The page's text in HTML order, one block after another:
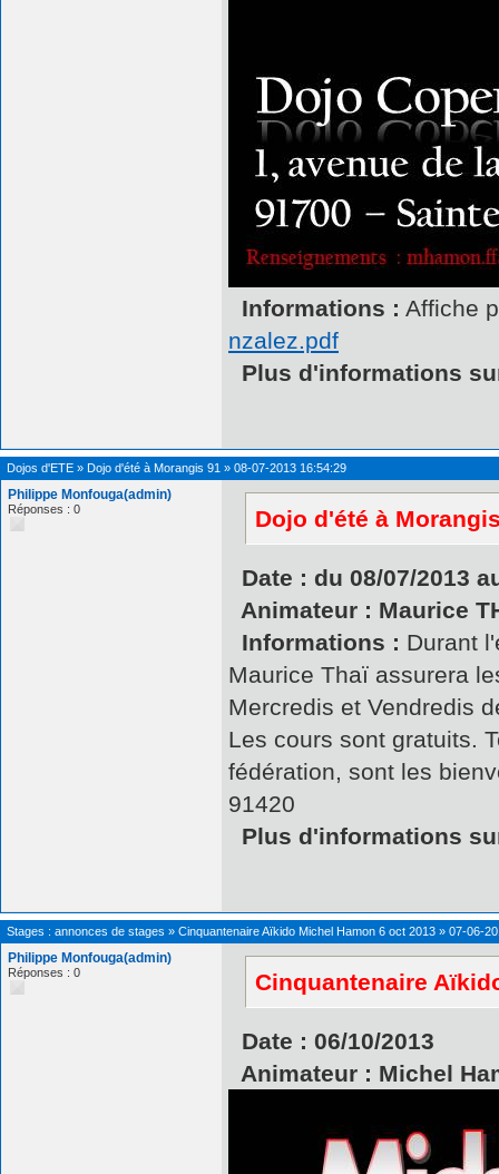
Informations : Affiche
nzalez.pdf
Plus d'informations
Dojos d'ETE » Dojo d'été à Morangis 91 » 08-07-2013 16:54:29
Philippe Monfouga(admin)
Réponses : 0 Dojo d'été à
Date : du 08/07/2013
Animateur : Maurice
Informations : Durant
Maurice Thaï assurera
Mercredis et Vendredis
Les cours sont gratuits.
fédération, sont les
91420
Plus d'informations
Stages : annonces de stages » Cinquantenaire Aïkido Michel Hamon 6 oct 2013 » 07-06-
Philippe Monfouga(admin)
Réponses : 0 Cinquantenaire
Date : 06/10/2013
Animateur : Michel